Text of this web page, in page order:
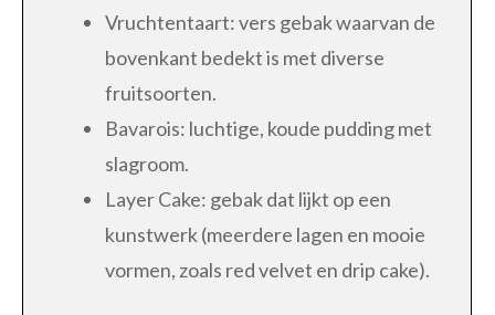
Vruchtentaart: vers gebak waarvan de
bovenkant bedekt is met diverse
fruitsoorten.
Bavarois: luchtige, koude pudding met
slagroom.
Layer Cake: gebak dat lijkt op een
kunstwerk (meerdere lagen en mooie
vormen, zoals red velvet en drip cake).